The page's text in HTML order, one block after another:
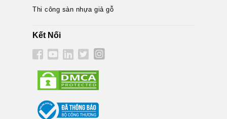
Thi công sàn nhựa giả gỗ
Kết Nối